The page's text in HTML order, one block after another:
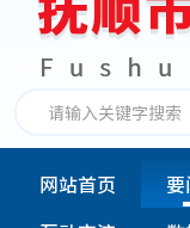
网站首页